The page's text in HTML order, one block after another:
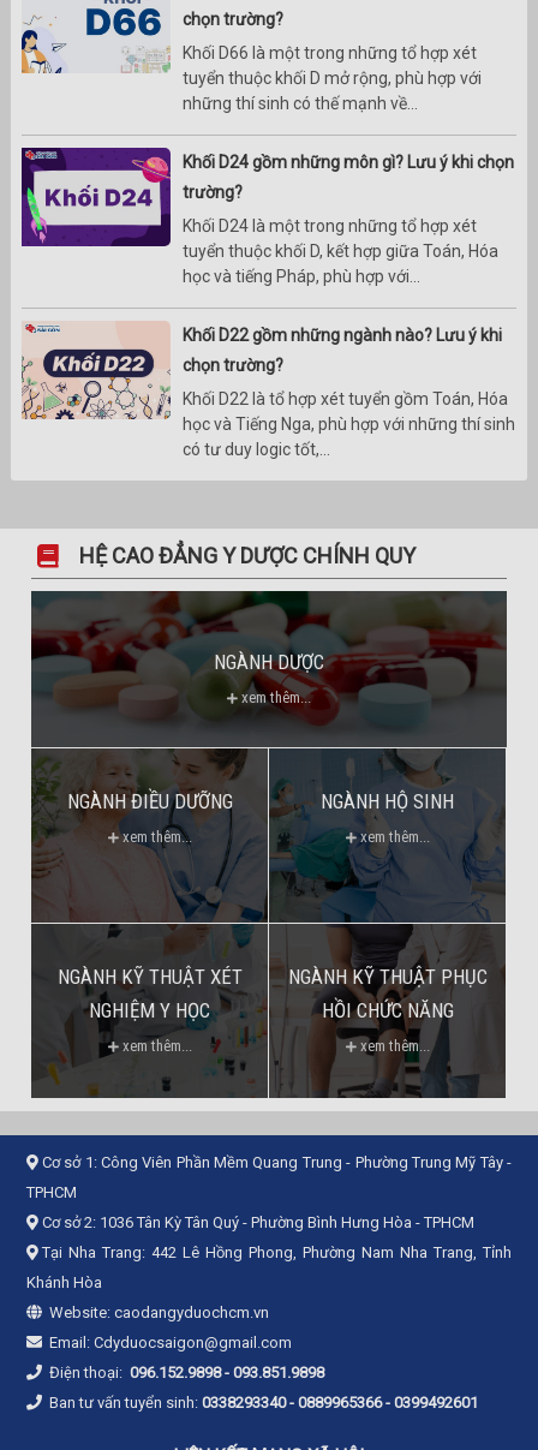
chọn trường?
Khối D66 là một trong những tổ hợp xét
tuyển thuộc khối D mở rộng, phù hợp với
những thí sinh có thế mạnh về...
Khối D24 gồm những môn gì? Lưu ý khi chọn
trường?
Khối D24 là một trong những tổ hợp xét
tuyển thuộc khối D, kết hợp giữa Toán, Hóa
học và tiếng Pháp, phù hợp với...
Khối D22 gồm những ngành nào? Lưu ý khi
chọn trường?
Khối D22 là tổ hợp xét tuyển gồm Toán, Hóa
học và Tiếng Nga, phù hợp với những thí sinh
có tư duy logic tốt,...
HỆ CAO ĐẲNG Y DƯỢC CHÍNH QUY
NGÀNH DƯỢC
xem thêm...
NGÀNH ĐIỀU DƯỠNG
xem thêm...
NGÀNH HỘ SINH
xem thêm...
NGÀNH KỸ THUẬT XÉT
NGHIỆM Y HỌC
xem thêm...
NGÀNH KỸ THUẬT PHỤC
HỒI CHỨC NĂNG
xem thêm...
Cơ sở 1: Công Viên Phần Mềm Quang Trung - Phường Trung Mỹ Tây -
TPHCM
Cơ sở 2: 1036 Tân Kỳ Tân Quý - Phường Bình Hưng Hòa - TPHCM
Tại Nha Trang: 442 Lê Hồng Phong, Phường Nam Nha Trang, Tỉnh
Khánh Hòa
Website: caodangyduochcm.vn
Email: Cdyduocsaigon@gmail.com
Điện thoại: 096.152.9898- 093.851.9898
Ban tư vấn tuyển sinh: 0338293340 - 0889965366 - 0399492601